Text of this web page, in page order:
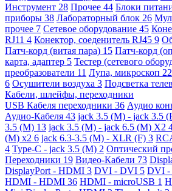
Инструмент 28 Прочее 44 Блоки
приборы 38 Лабораторный блок 26
прочее 7 Сетевое оборудование 45
RJ11 4 Конектор, соеденитель RJ45 9
Патч-корд (витая пара) 15 Патч-корд
карта, адаптер 5 Тестер (сетевого
преобразователи 11 Лупа, микроскоп 22
6 Осушители воздуха 3 Подсветка
Кабели, шлейфы, переходники
USB Кабеля переходники 36 Аудио
Аудио-Кабеля 43 jack 3.5 (M) - jack 3.5
3.5 (M) 13 jack 3.5 (M) - jack 6.5 (M) X2
(M) x2 6 jack 6.3-3.5 (M) - XLR (F) 3
4 Type-C - jack 3.5 (M) 2 Оптический
Переходники 19 Видео-Кабели 73
DisplayPort - HDMI 3 DVI - DVI 5 DVI -
HDMI - HDMI 36 HDMI - microUSB 1